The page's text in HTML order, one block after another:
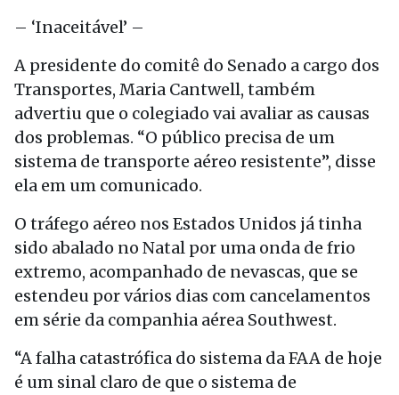
– ‘Inaceitável’ –
A presidente do comitê do Senado a cargo dos
Transportes, Maria Cantwell, também
advertiu que o colegiado vai avaliar as causas
dos problemas. “O público precisa de um
sistema de transporte aéreo resistente”, disse
ela em um comunicado.
O tráfego aéreo nos Estados Unidos já tinha
sido abalado no Natal por uma onda de frio
extremo, acompanhado de nevascas, que se
estendeu por vários dias com cancelamentos
em série da companhia aérea Southwest.
“A falha catastrófica do sistema da FAA de hoje
é um sinal claro de que o sistema de